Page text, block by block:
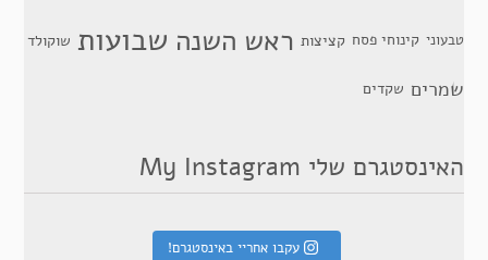
טבעוני קינוחי פסח קציצות ראש השנה שבועות שוקולד
שמרים שקדים
האינסטגרם שלי My Instagram
עקבו אחריי באינסטגרם!